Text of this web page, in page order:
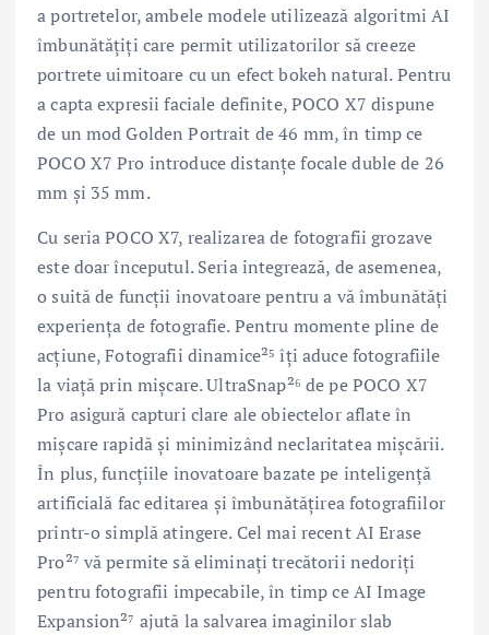
a portretelor, ambele modele utilizează algoritmi AI
îmbunătățiți care permit utilizatorilor să creeze
portrete uimitoare cu un efect bokeh natural. Pentru
a capta expresii faciale definite, POCO X7 dispune
de un mod Golden Portrait de 46 mm, în timp ce
POCO X7 Pro introduce distanțe focale duble de 26
mm și 35 mm.
Cu seria POCO X7, realizarea de fotografii grozave
este doar începutul. Seria integrează, de asemenea,
o suită de funcții inovatoare pentru a vă îmbunătăți
experiența de fotografie. Pentru momente pline de
acțiune, Fotografii dinamice²⁵ îți aduce fotografiile
la viață prin mișcare. UltraSnap²⁶ de pe POCO X7
Pro asigură capturi clare ale obiectelor aflate în
mișcare rapidă și minimizând neclaritatea mișcării.
În plus, funcțiile inovatoare bazate pe inteligență
artificială fac editarea și îmbunătățirea fotografiilor
printr-o simplă atingere. Cel mai recent AI Erase
Pro²⁷ vă permite să eliminați trecătorii nedoriți
pentru fotografii impecabile, în timp ce AI Image
Expansion²⁷ ajută la salvarea imaginilor slab